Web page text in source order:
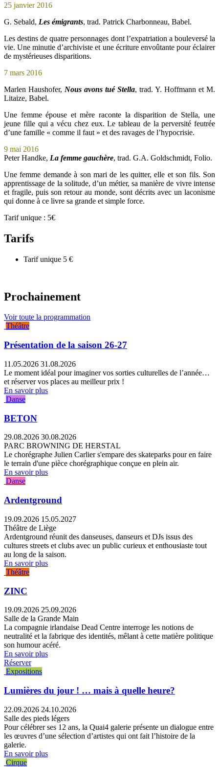
25 janvier 2016
G. Sebald, Les émigrants, trad. Patrick Charbonneau, Babel.
Les destins de quatre personnages dont l’expatriation a bouleversé la
vie. Une minutie d’archiviste et une écriture envoûtante pour éclairer
de mystérieuses disparitions.
7 mars 2016
Marlen Haushofer, Nous avons tué Stella, trad. Y. Hoffmann et M.
Litaize, Babel.
Une femme épouse et mère raconte la disparition de Stella, une
jeune fille qui a vécu chez eux. Le tableau de la perversité feutrée
d’une famille « comme il faut » et des ravages de l’hypocrisie.
9 mai 2016
Peter Handke, La femme gauchère, trad. G.A. Goldschmidt, Folio.
Une femme demande à son mari de les quitter, elle et son fils. Son
apprentissage de la solitude, d’un métier, sa manière de vivre intense
et fragile, puis son retour au monde, sont décrits avec un laconisme
qui donne à ce livre sa grande et simple force.
Tarif unique : 5€
Tarifs
Tarif unique 5 €
Prochainement
Voir toute la programmation
Théâtre
Présentation de la saison 26-27
11.05.2026 31.08.2026
Le moment idéal pour imaginer vos sorties culturelles de l’année…
et réserver vos places au meilleur prix !
En savoir plus
Danse
BETON
29.08.2026 30.08.2026
PARC BROWNING DE HERSTAL
Le chorégraphe Julien Carlier s'empare des skateparks pour en faire
le terrain d'une pièce chorégraphique conçue en plein air.
En savoir plus
Danse
Ardentground
19.09.2026 15.05.2027
Théâtre de Liège
Ardentground réunit des danseuses, danseurs et DJs issus des
cultures streets et clubs avec un public curieux et enthousiaste tout
au long de la saison.
En savoir plus
Théâtre
ZINC
19.09.2026 25.09.2026
Salle de la Grande Main
La compagnie irlandaise Dead Centre interroge les notions de
neutralité et la fabrique des identités, mêlant à cette matière politique
son humour acéré.
En savoir plus
Réserver
Expositions
Lumières du jour ! … mais à quelle heure?
22.09.2026 24.10.2026
Salle des pieds légers
Pour célébrer ses 12 ans, la Quai4 galerie présente un dialogue entre
les œuvres d’une sélection d’artistes qui ont fait l’histoire de la
galerie.
En savoir plus
Cirque